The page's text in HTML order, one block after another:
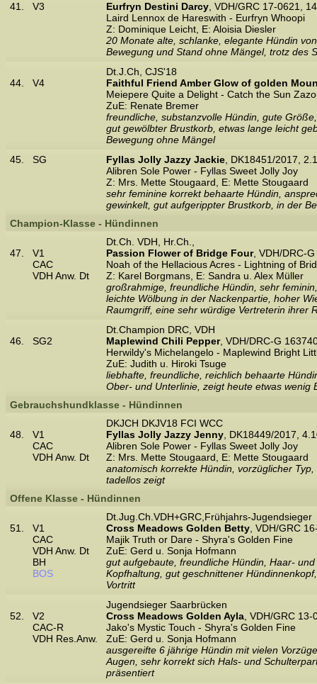
41.
V3 Eurfryn Destini Darcy , VDH/GRC 17-0621,
Laird Lennox de Hareswith - Eurfryn Whoopi
Z: Dominique Leicht, E: Aloisia Diesler
20 Monate alte, schlanke, elegante Hündin
Bewegung und Stand ohne Mängel, trotz des
44. V4
Dt.J.Ch, CJS'18
Faithful Friend Amber Glow of golden
Meiepere Quite a Delight - Catch the Sun
ZuE: Renate Bremer
freundliche, substanzvolle Hündin, gute
gut gewölbter Brustkorb, etwas lange leicht
Bewegung ohne Mängel
45.
SG Fyllas Jolly Jazzy Jackie , DK18451/2017,
Alibren Sole Power - Fyllas Sweet Jolly Joy
Z: Mrs. Mette Stougaard, E: Mette Stougaard
sehr feminine korrekt behaarte Hündin,
gewinkelt, gut aufgerippter Brustkorb, in der
Champion-Klasse - Hündinnen
47.
V1
CAC
VDH Anw. Dt
Dt.Ch. VDH, Hr.Ch.,
Passion Flower of Bridge Four, VDH/DRC-
Noah of the Hellacious Acres - Lightning of
Z: Karel Borgmans, E: Sandra u. Alex Müller
großrahmige, freundliche Hündin, sehr
leichte Wölbung in der Nackenpartie, hoher
Raumgriff, eine sehr würdige Vertreterin ihrer
46. SG2
Dt.Champion DRC, VDH
Maplewind Chili Pepper, VDH/DRC-G
Herwildy's Michelangelo - Maplewind Bright
ZuE: Judith u. Hiroki Tsuge
liebhafte, freundliche, reichlich behaarte
Ober- und Unterlinie, zeigt heute etwas wenig
Gebrauchshundklasse - Hündinnen
48.
V1
CAC
VDH Anw. Dt
DKJCH DKJV18 FCI WCC
Fyllas Jolly Jazzy Jenny , DK18449/2017,
Alibren Sole Power - Fyllas Sweet Jolly Joy
Z: Mrs. Mette Stougaard, E: Mette Stougaard
anatomisch korrekte Hündin, vorzüglicher
tadellos zeigt
Offene Klasse - Hündinnen
51.
V1
CAC
VDH Anw. Dt
BH
BOS
Dt.Jug.Ch.VDH+GRC,Frühjahrs-Jugendsieger
Cross Meadows Golden Betty , VDH/GRC
Majik Truth or Dare - Shyra's Golden Fine
ZuE: Gerd u. Sonja Hofmann
gut aufgebaute, freundliche Hündin, Haar-
Kopfhaltung, gut geschnittener
Vortritt
52.
V2
CAC-R
VDH Res.Anw.
Jugendsieger Saarbrücken
Cross Meadows Golden Ayla , VDH/GRC
Jako's Mystic Touch - Shyra's Golden Fine
ZuE: Gerd u. Sonja Hofmann
ausgereifte 6 jährige Hündin mit vielen
Augen, sehr korrekt sich Hals- und
präsentiert